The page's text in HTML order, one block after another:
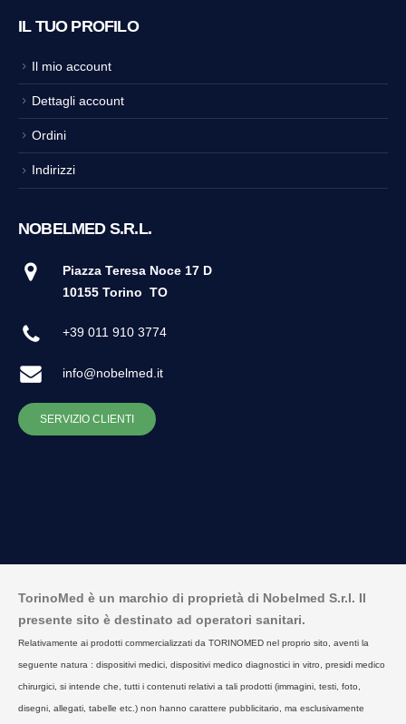
IL TUO PROFILO
Il mio account
Dettagli account
Ordini
Indirizzi
NOBELMED S.R.L.
Piazza Teresa Noce 17 D
10155 Torino TO
+39 011 910 3774
info@nobelmed.it
SERVIZIO CLIENTI
TorinoMed è un marchio di proprietà di Nobelmed S.r.l. Il
presente sito è destinato ad operatori sanitari.
Relativamente ai prodotti commercializzati da TORINOMED nel proprio sito, aventi la
seguente natura : dispositivi medici, dispositivi medico diagnostici in vitro, presidi medico
chirurgici, si intende che, tutti i contenuti relativi a tali prodotti (immagini, testi, foto,
disegni, allegati, tabelle etc.) non hanno carattere pubblicitario, ma esclusivamente